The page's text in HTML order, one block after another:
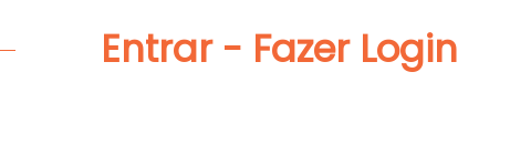
Entrar - Fazer Login